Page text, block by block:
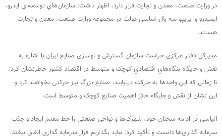
در وزارت صنعت، معدن و تجارت قرار دارد، اظهار داشت: سازمان‌هاي توسعه‌اي ایدرو،
ایمیدرو و ايزيپو سه بال اساسی دولت در مجموعه وزارت صنعت، معدن و تجارت
هستند.
مدیرکل دفتر مرکزی حراست سازمان گسترش و نوسازی صنایع ایران با اشاره به
نقش و جایگاه بنگاه‌هاي اقتصادي کوچک و متوسط در اقتصاد کشور خاطرنشان كرد:
تا زمانی که این واحدها به حرکت درنیایند، صنایع بزرگ نیز حرکتی نخواهند کرد و
این نشان از نقش و جایگاه حائز اهمیت صنايع کوچک و متوسط است.
الیاسی در ادامه سخنان خود، شهرک‌ها و نواحی صنعتی را خط مقدم ایجاد و جذب
سرمایه ‌گذاری‌ها دانست و تأكيد كرد: نباید بگذاریم فرار سرمایه‌ گذاری اتفاق بیفتد.